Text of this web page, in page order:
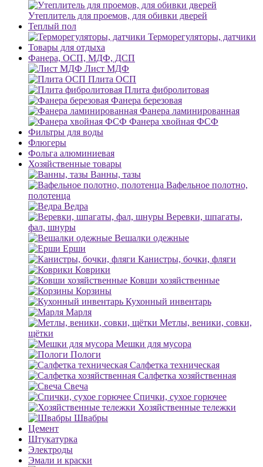
Утеплитель для проемов, для обивки дверей
Теплый пол
Терморегуляторы, датчики
Товары для отдыха
Фанера, ОСП, МДФ, ДСП
Лист МДФ
Плита ОСП
Плита фибролитовая
Фанера березовая
Фанера ламинированная
Фанера хвойная ФСФ
Фильтры для воды
Флюгеры
Фольга алюминиевая
Хозяйственные товары
Ванны, тазы
Вафельное полотно,
полотенца
Ведра
Веревки, шпагаты,
фал, шнуры
Вешалки одежные
Ерши
Канистры, бочки, фляги
Коврики
Ковши хозяйственные
Корзины
Кухонный инвентарь
Марля
Метлы, веники, совки,
щётки
Мешки для мусора
Пологи
Салфетка техническая
Салфетка хозяйственная
Свеча
Спички, сухое горючее
Хозяйственные тележки
Швабры
Цемент
Штукатурка
Электроды
Эмали и краски